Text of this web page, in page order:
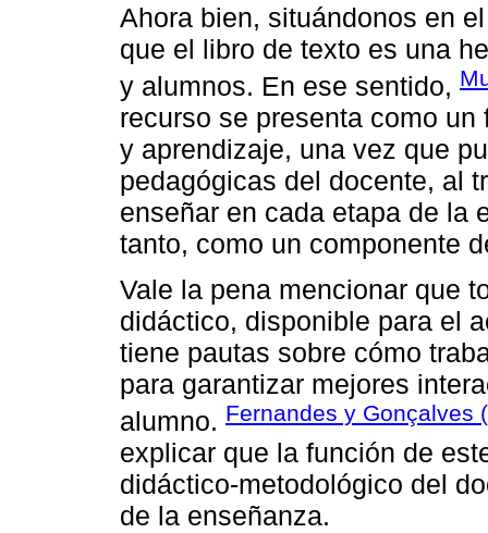
Ahora bien, situándonos en
que el libro de texto es una
y alumnos. En ese sentido,
recurso se presenta como
y aprendizaje, una vez que
pedagógicas del docente, al
enseñar en cada etapa de la
tanto, como un componente
Vale la pena mencionar que
didáctico, disponible para el
tiene pautas sobre cómo
para garantizar mejores
alumno. Fernandes y Gonçalves
explicar que la función de
didáctico-metodológico del
de la enseñanza.